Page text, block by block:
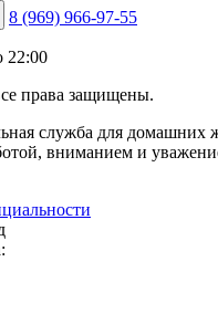
8 (969) 966-97-55
22:00
права защищены.
служба для домашних
вниманием и